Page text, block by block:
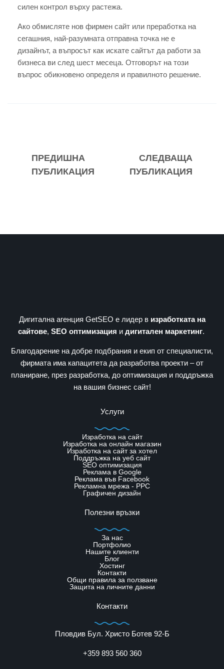
силен контрол върху растежа.
Ако обмисляте нов фирмен сайт или преработка на
сегашния, най-разумната отправна точка не е
дизайнът, а въпросът как искате сайтът да работи за
бизнеса ви след шест месеца. Отговорът на този
въпрос обикновено определя и правилното решение.
ПРЕДИШНА
ПУБЛИКАЦИЯ
СЛЕДВАЩА
ПУБЛИКАЦИЯ
Дигитална агенция GetSEO е лидер в изработката на
сайтове, SEO оптимизация и дигитален маркетинг.
Благодарение на добре подбрания и екип от специалисти,
фирмата има капацитета да разработва проекти – от
планиране, през разработка, до оптимизация и поддръжка
на вашия бизнес сайт!
Услуги
Изработка на сайт
Изработка на онлайн магазин
Изработка на сайт за хотел
Поддръжка на уеб сайт
SЕО оптимизация
Реклама в Google
Реклама във Facebook
Рекламна мрежа - PPC
Графичен дизайн
Полезни връзки
За нас
Портфолио
Нашите клиенти
Блог
Хостинг
Контакти
Общи правила за ползване
Защита на личните данни
Контакти
Пловдив Бул. Христо Ботев 92-Б
+359 893 560 360